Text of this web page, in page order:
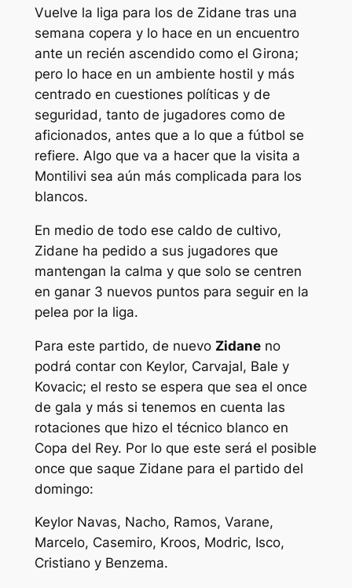
Vuelve la liga para los de Zidane tras una
semana copera y lo hace en un encuentro
ante un recién ascendido como el Girona;
pero lo hace en un ambiente hostil y más
centrado en cuestiones políticas y de
seguridad, tanto de jugadores como de
aficionados, antes que a lo que a fútbol se
refiere. Algo que va a hacer que la visita a
Montilivi sea aún más complicada para los
blancos.
En medio de todo ese caldo de cultivo,
Zidane ha pedido a sus jugadores que
mantengan la calma y que solo se centren
en ganar 3 nuevos puntos para seguir en la
pelea por la liga.
Para este partido, de nuevo Zidaneno
podrá contar con Keylor, Carvajal, Bale y
Kovacic; el resto se espera que sea el once
de gala y más si tenemos en cuenta las
rotaciones que hizo el técnico blanco en
Copa del Rey. Por lo que este será el posible
once que saque Zidane para el partido del
domingo:
Keylor Navas, Nacho, Ramos, Varane,
Marcelo, Casemiro, Kroos, Modric, Isco,
Cristiano y Benzema.